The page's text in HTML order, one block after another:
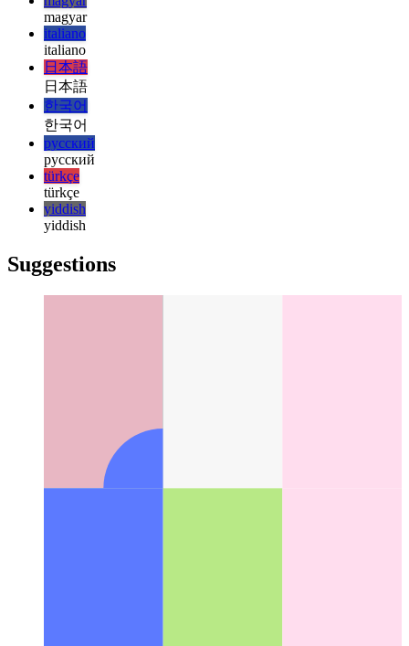
עברית
עברית
हिन्दी
हिन्दी
magyar
magyar
italiano
italiano
日本語
日本語
한국어
한국어
русский
русский
türkçe
yiddish